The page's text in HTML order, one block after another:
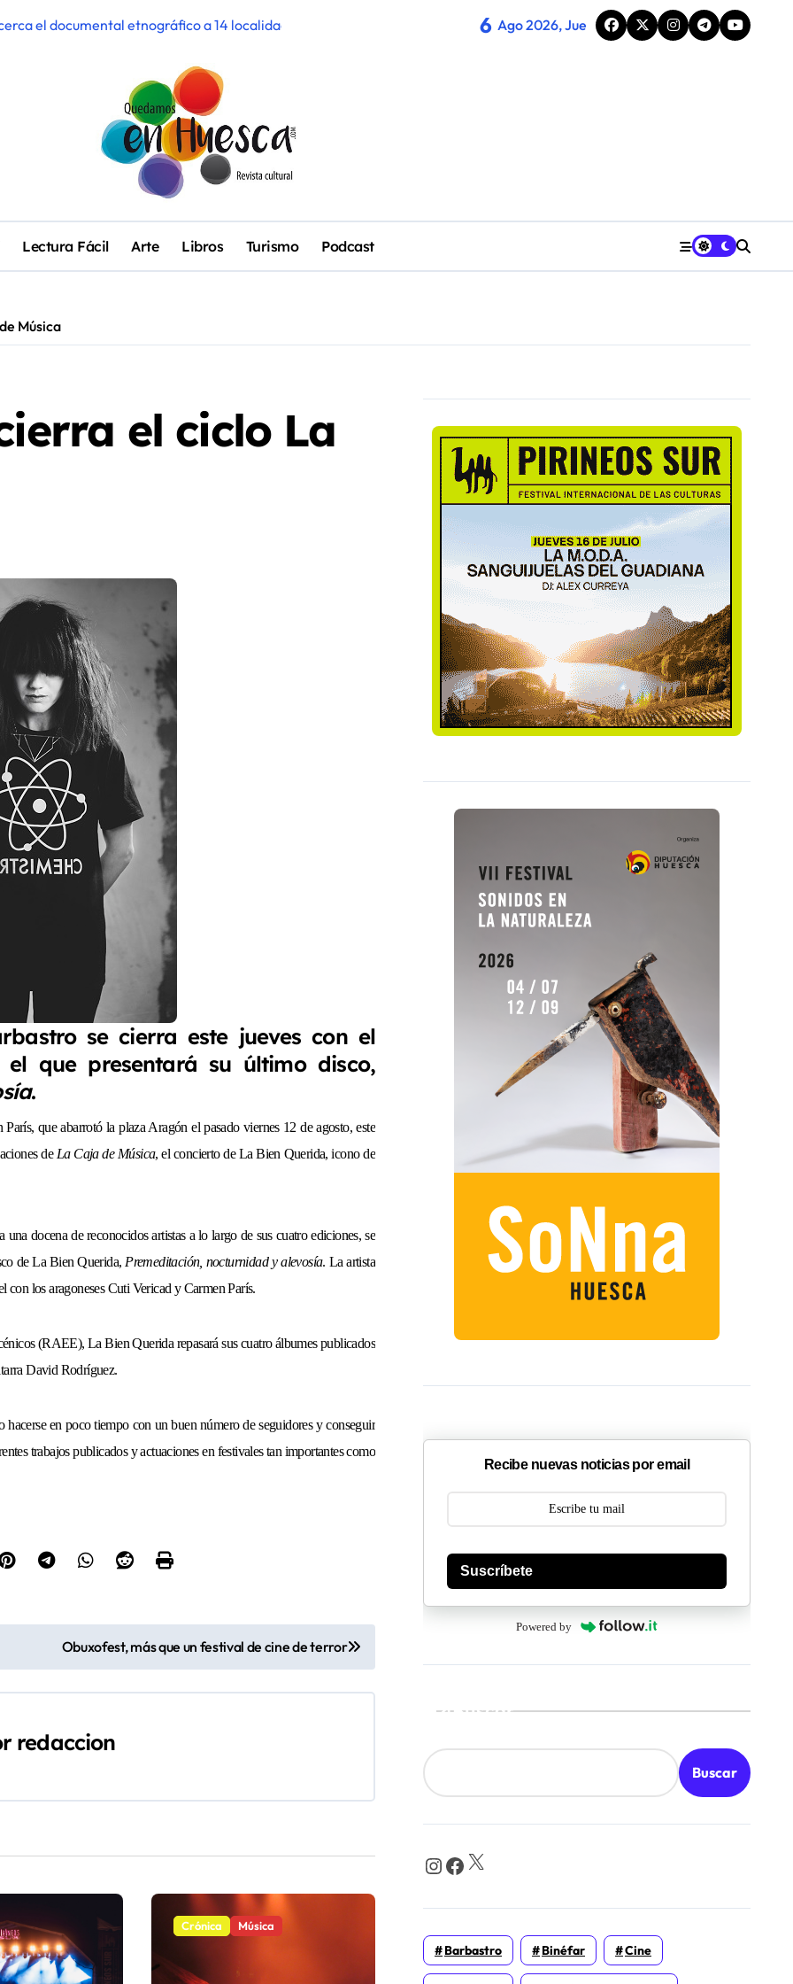
el documental etnográfico a 14 localidades de Sobrarbe
de candil’, ciclo de oralidad para la microrruralidad de la Hoya
edición con más de 42.000 espectadores, cuatro sold out y récord de público familiar
pendiente con Pirineos Sur en una noche de emoción y complicidad
de Bodhiria en Pirineos Sur
a la comarca del Cinca Medio
‘Interferencias_EL/LA’ recoge las voces de los barrios rurales de Huesca sobre la igualdad
el talento musical local con conciertos durante todo 2026
6 Ago 2026, Jue
Lectura Fácil Arte Libros Turismo Podcast
Música
el ciclo La
se cierra este jueves con el
que presentará su último disco,
.
que abarrotó la plaza Aragón el pasado viernes 12 de agosto, este
de La Caja de Música, el concierto de La Bien Querida, icono de
docena de reconocidos artistas a lo largo de sus cuatro ediciones, se
de La Bien Querida, Premeditación, nocturnidad y alevosía. La artista
con los aragoneses Cuti Vericad y Carmen París.
(RAEE), La Bien Querida repasará sus cuatro álbumes publicados
David Rodríguez.
en poco tiempo con un buen número de seguidores y conseguir
trabajos publicados y actuaciones en festivales tan importantes como
Obuxofest, más que un festival de cine de terror
redaccion
Crónica Música
Recibe nuevas noticias por email
Suscríbete
Powered by
Buscar
Buscar
InstagramFacebook X
Barbastro Binéfar Cine